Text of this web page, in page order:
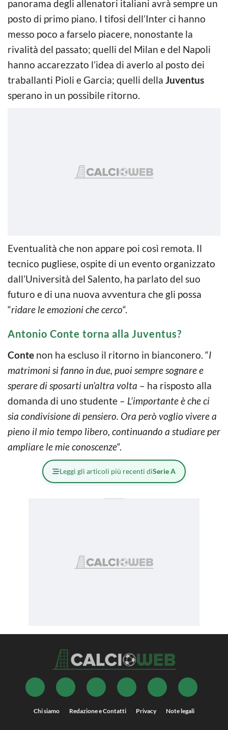
panorama degli allenatori italiani avrà sempre un
posto di primo piano. I tifosi dell’Inter ci hanno
messo poco a farselo piacere, nonostante la
rivalità del passato; quelli del Milan e del Napoli
hanno accarezzato l’idea di averlo al posto dei
traballanti Pioli e Garcia; quelli della Juventus
sperano in un possibile ritorno.
Eventualità che non appare poi così remota. Il
tecnico pugliese, ospite di un evento organizzato
dall’Università del Salento, ha parlato del suo
futuro e di una nuova avventura che gli possa
“ridare le emozioni che cerco“.
Antonio Conte torna alla Juventus?
Conte non ha escluso il ritorno in bianconero. “I
matrimoni si fanno in due, puoi sempre sognare e
sperare di sposarti un’altra volta – ha risposto alla
domanda di uno studente – L’importante è che ci
sia condivisione di pensiero. Ora però voglio vivere a
pieno il mio tempo libero, continuando a studiare per
ampliare le mie conoscenze“.
Leggi gli articoli più recenti diSerie A
Chi siamo Redazione e Contatti Privacy Note legali